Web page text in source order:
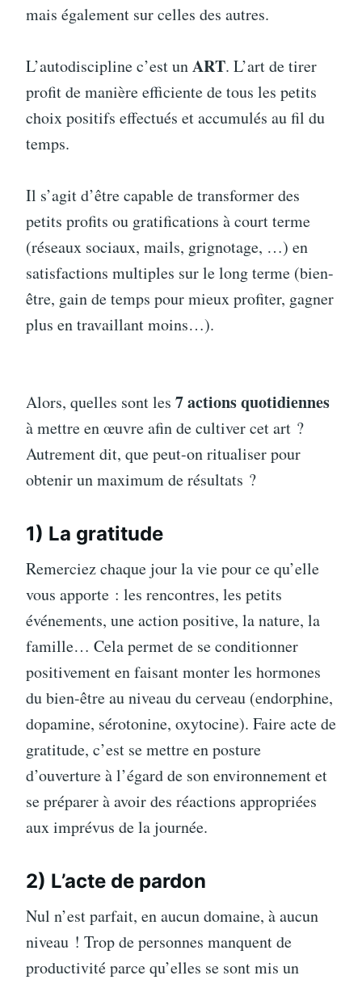
mais également sur celles des autres.
L’autodiscipline c’est unART. L’art de tirer
profit de manière efficiente de tous les petits
choix positifs effectués et accumulés au fil du
temps.
Il s’agit d’être capable de transformer des
petits profits ou gratifications à court terme
(réseaux sociaux, mails, grignotage, …) en
satisfactions multiples sur le long terme (bien-
être, gain de temps pour mieux profiter, gagner
plus en travaillant moins…).
Alors, quelles sont les 7 actions quotidiennes
à mettre en œuvre afin de cultiver cet art ?
Autrement dit, que peut-on ritualiser pour
obtenir un maximum de résultats ?
1) La gratitude
Remerciez chaque jour la vie pour ce qu’elle
vous apporte : les rencontres, les petits
événements, une action positive, la nature, la
famille… Cela permet de se conditionner
positivement en faisant monter les hormones
du bien-être au niveau du cerveau (endorphine,
dopamine, sérotonine, oxytocine). Faire acte de
gratitude, c’est se mettre en posture
d’ouverture à l’égard de son environnement et
se préparer à avoir des réactions appropriées
aux imprévus de la journée.
2) L’acte de pardon
Nul n’est parfait, en aucun domaine, à aucun
niveau ! Trop de personnes manquent de
productivité parce qu’elles se sont mis un